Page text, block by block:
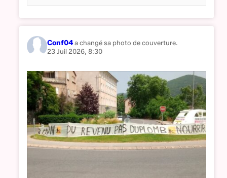
Conf04a changé sa photo de couverture.
23 Juil 2026, 8:30